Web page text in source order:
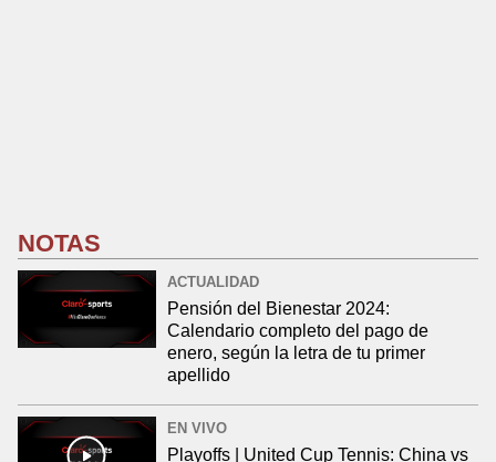
NOTAS
ACTUALIDAD
Pensión del Bienestar 2024:
Calendario completo del pago de
enero, según la letra de tu primer
apellido
EN VIVO
Playoffs | United Cup Tennis: China vs